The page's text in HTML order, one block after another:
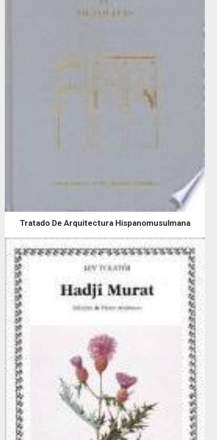
Tratado De Arquitectura Hispanomusulmana